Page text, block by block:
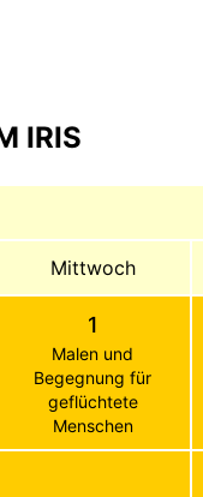
IRIS
Mittwoch
1
Malen und
Begegnung für
geflüchtete
Menschen